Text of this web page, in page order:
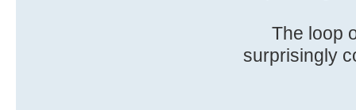
The loop
surprisingly